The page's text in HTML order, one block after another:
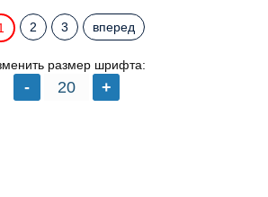
2 3 вперед
размер шрифта: